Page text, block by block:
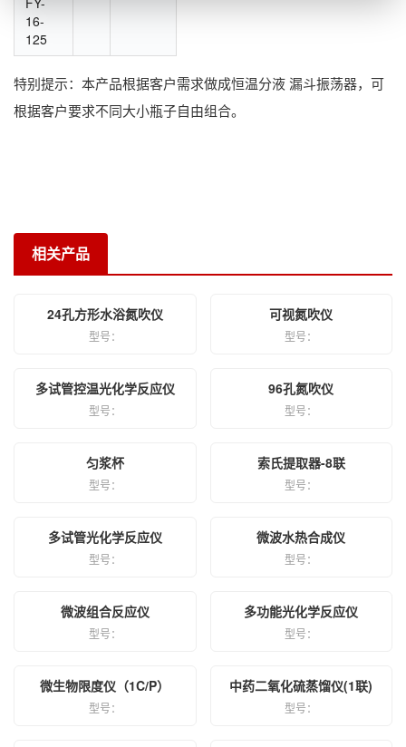
16-
125
特别提示：本产品根据客户需求做成恒温分液 漏斗振荡器，可
根据客户要求不同大小瓶子自由组合。
相关产品
24孔方形水浴氮吹仪
型号：
可视氮吹仪
型号：
多试管控温光化学反应仪
型号：
96孔氮吹仪
型号：
匀浆杯
型号：
索氏提取器-8联
型号：
多试管光化学反应仪
型号：
微波水热合成仪
型号：
微波组合反应仪
型号：
多功能光化学反应仪
型号：
微生物限度仪（1C/P）
型号：
中药二氧化硫蒸馏仪(1联)
型号：